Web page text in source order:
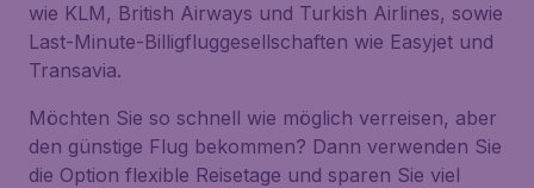
wie KLM, British Airways und Turkish Airlines, sowie
Last-Minute-Billigfluggesellschaften wie Easyjet und
Transavia.
Möchten Sie so schnell wie möglich verreisen, aber
den günstige Flug bekommen? Dann verwenden Sie
die Option flexible Reisetage und sparen Sie viel